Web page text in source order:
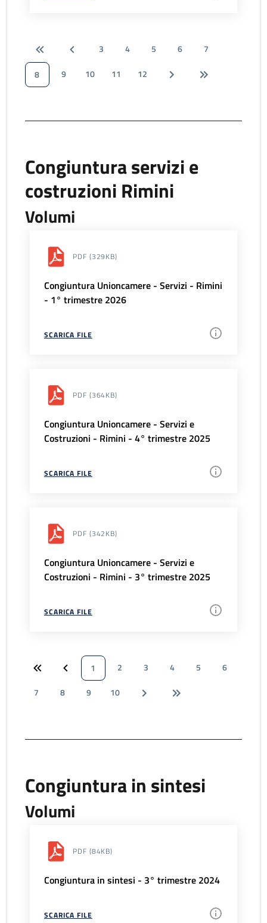
3 4 5 6
7
8
9 10 11 12
Congiuntura servizi e
costruzioni Rimini
Volumi
PDF (329KB)
Congiuntura Unioncamere - Servizi - Rimini
- 1° trimestre 2026
SCARICA FILE
PDF (364KB)
Congiuntura Unioncamere - Servizi e
Costruzioni - Rimini - 4° trimestre 2025
SCARICA FILE
PDF (342KB)
Congiuntura Unioncamere - Servizi e
Costruzioni - Rimini - 3° trimestre 2025
SCARICA FILE
1 2 3 4 5
6
7
8 9 10
Congiuntura in sintesi
Volumi
PDF (84KB)
Congiuntura in sintesi - 3° trimestre 2024
SCARICA FILE